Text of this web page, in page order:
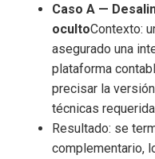
Caso A —
ocultoContexto:
asegurado una
plataforma
precisar la
técnicas
Resultado: se
complementario,